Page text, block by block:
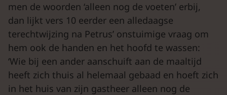
men de woorden ‘alleen nog de voeten’ erbij,
dan lijkt vers 10 eerder een alledaagse
terechtwijzing na Petrus’ onstuimige vraag om
hem ook de handen en het hoofd te wassen:
‘Wie bij een ander aanschuift aan de maaltijd
heeft zich thuis al helemaal gebaad en hoeft zich
in het huis van zijn gastheer alleen nog de